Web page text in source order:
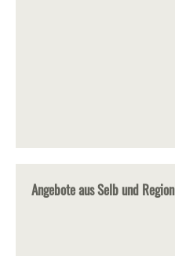
Angebote aus Selb und Region